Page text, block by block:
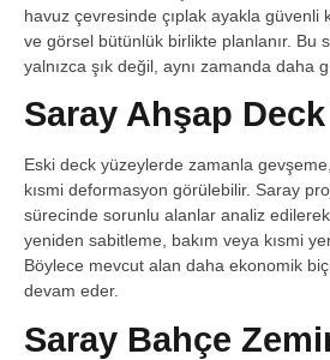
havuz çevresinde çıplak ayakla güvenli
ve görsel bütünlük birlikte planlanır. Bu
yalnızca şık değil, aynı zamanda daha
Saray Ahşap
Eski deck yüzeylerde zamanla
kısmi deformasyon görülebilir. Saray
sürecinde sorunlu alanlar analiz
yeniden sabitleme, bakım veya kısmi
Böylece mevcut alan daha ekonomik
devam eder.
Saray Bahçe